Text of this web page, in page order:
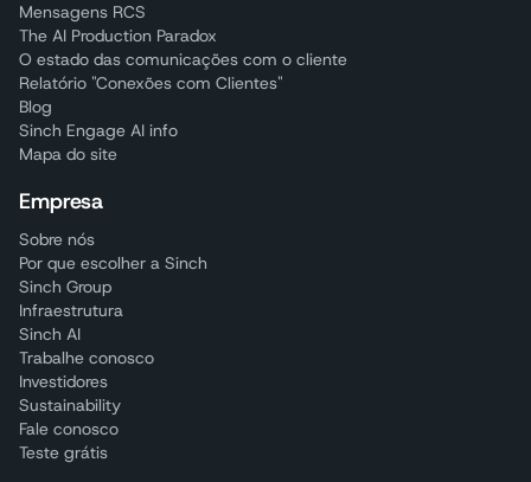
Mensagens RCS
The AI Production Paradox
O estado das comunicações com o cliente
Relatório "Conexões com Clientes"
Blog
Sinch Engage AI info
Mapa do site
Empresa
Sobre nós
Por que escolher a Sinch
Sinch Group
Infraestrutura
Sinch AI
Trabalhe conosco
Investidores
Sustainability
Fale conosco
Teste grátis